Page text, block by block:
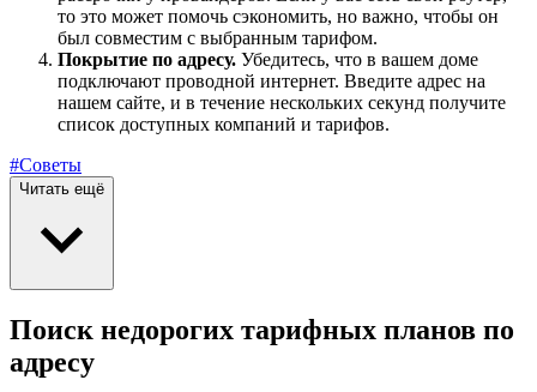
то это может помочь сэкономить, но важно, чтобы он
был совместим с выбранным тарифом.
Покрытие по адресу. Убедитесь, что в вашем доме
подключают проводной интернет. Введите адрес на
нашем сайте, и в течение нескольких секунд получите
список доступных компаний и тарифов.
#Советы
Читать ещё
Поиск недорогих тарифных планов по
адресу